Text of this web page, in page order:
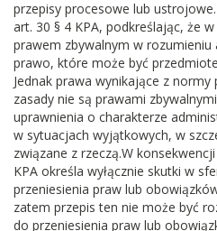
przepisy procesowe lub
art. 30 § 4 KPA, podkreślając, że
prawem zbywalnym w rozumieniu
prawo, które może być
Jednak prawa wynikające z
zasady nie są prawami
uprawnienia o charakterze
w sytuacjach wyjątkowych, w
związane z rzeczą.W
KPA określa wyłącznie skutki w
przeniesienia praw lub
zatem przepis ten nie może być
do przeniesienia praw lub